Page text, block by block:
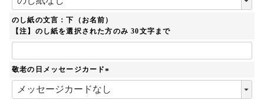
必
須
)
のし紙の文言：下（お名前）
【注】のし紙を選択された方のみ 30文字まで
敬老の日メッセージカード
必